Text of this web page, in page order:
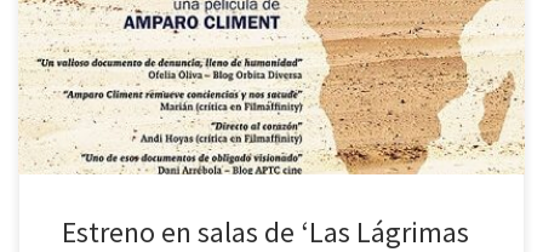
largometraje documental Las Lágrimas de África, escrito y dirigido
por la artista y activista de los derechos humanos Amparo Climent.
Antes de cada proyección podrá verse un adelanto exclusivo de
[…]
Estreno en salas de ‘Las Lágrimas